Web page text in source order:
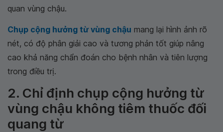
quan vùng chậu.
Chụp cộng hưởng từ vùng chậu mang lại hình ảnh rõ
nét, có độ phân giải cao và tương phản tốt giúp nâng
cao khả năng chẩn đoán cho bệnh nhân và tiên lượng
trong điều trị.
2. Chỉ định chụp cộng hưởng từ
vùng chậu không tiêm thuốc đối
quang từ